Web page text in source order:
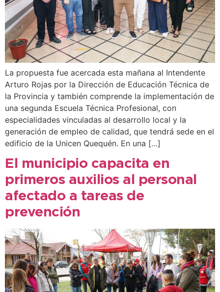
La propuesta fue acercada esta mañana al Intendente
Arturo Rojas por la Dirección de Educación Técnica de
la Provincia y también comprende la implementación de
una segunda Escuela Técnica Profesional, con
especialidades vinculadas al desarrollo local y la
generación de empleo de calidad, que tendrá sede en el
edificio de la Unicen Quequén. En una […]
El municipio capacita en
primeros auxilios al personal
afectado a tareas de
prevención